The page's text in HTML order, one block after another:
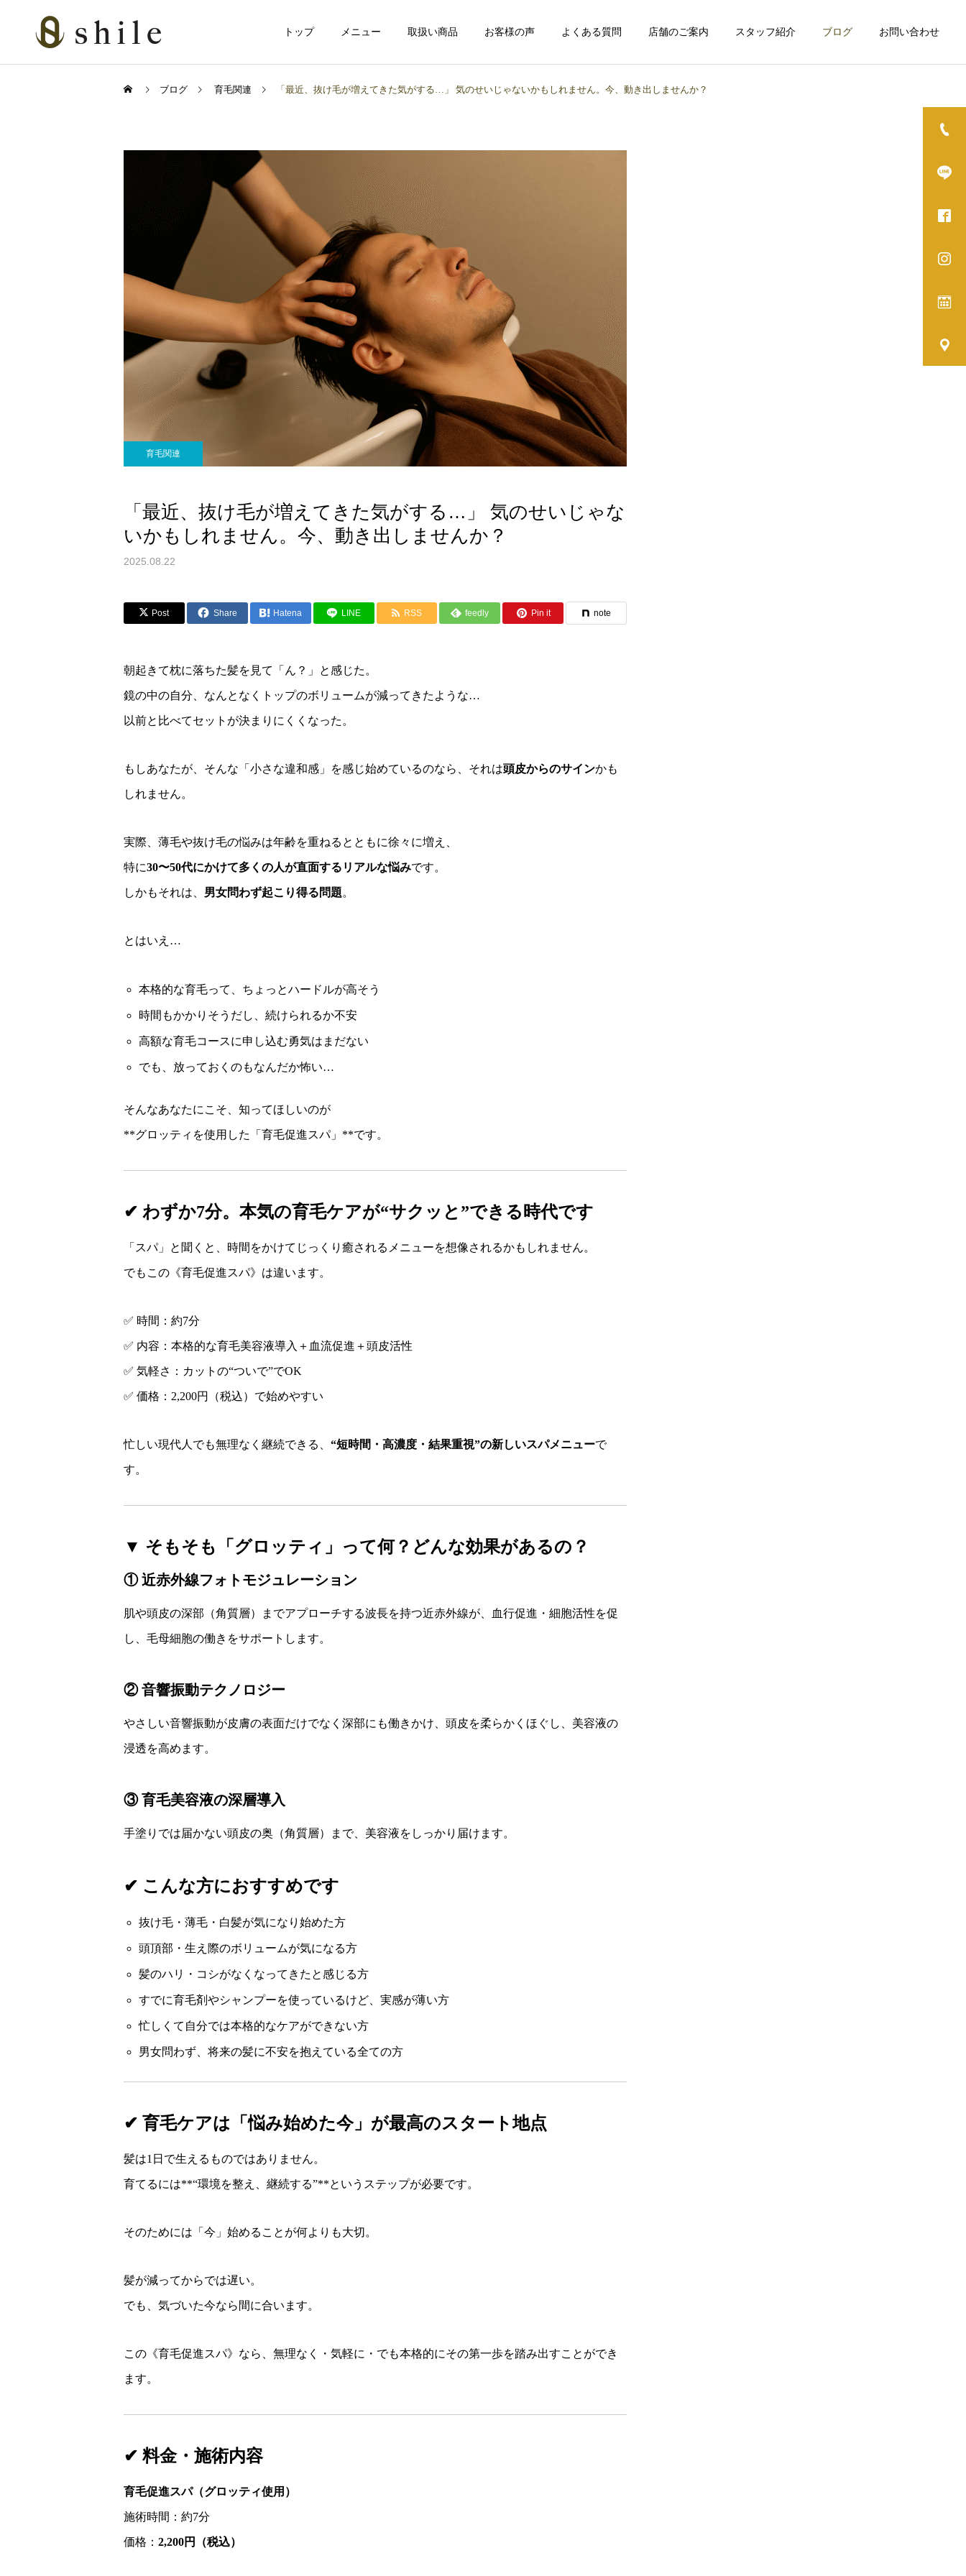
トップ メニュー 取扱い商品 お客様の声 よくある質問 店舗のご案内 スタッフ紹介 ブログ お問い合わせ
カット ファスティング
フェイシャルエステ
育毛関連
血流アップで冬の抜け毛対
策！グロッティ育毛スパの
すすめ
メンズスキンケア
「クレンジングの次は“ス
パウォッシュ洗顔”！爽や
かメンズの完成形」
メンズスキンケア
「洗顔だけでいいと思って
年末までに爽やかアップデ
ブログ 育毛関連 「最近、抜け毛が増えてきた気がする…」 気のせいじゃないかもしれません。今、動き出しませんか？
育毛関連
「最近、抜け毛が増えてきた気がする…」 気のせいじゃな
いかもしれません。今、動き出しませんか？
2025.08.22
Post Share Hatena LINE RSS feedly Pin it note
朝起きて枕に落ちた髪を見て「ん？」と感じた。
鏡の中の自分、なんとなくトップのボリュームが減ってきたような…
以前と比べてセットが決まりにくくなった。
もしあなたが、そんな「小さな違和感」を感じ始めているのなら、それは頭皮からのサインかも
しれません。
実際、薄毛や抜け毛の悩みは年齢を重ねるとともに徐々に増え、
特に30〜50代にかけて多くの人が直面するリアルな悩みです。
しかもそれは、 男女問わず起こり得る問題。
とはいえ…
本格的な育毛って、ちょっとハードルが高そう
時間もかかりそうだし、続けられるか不安
高額な育毛コースに申し込む勇気はまだない
でも、放っておくのもなんだか怖い…
そんなあなたにこそ、知ってほしいのが
**グロッティを使用した「育毛促進スパ」**です。
✔ わずか7分。本気の育毛ケアが“サクッと”できる時代です
「スパ」と聞くと、時間をかけてじっくり癒されるメニューを想像されるかもしれません。
でもこの《育毛促進スパ》は違います。
✅ 時間：約7分
✅ 内容：本格的な育毛美容液導入＋血流促進＋頭皮活性
✅ 気軽さ：カットの“ついで”でOK
✅ 価格：2,200円（税込）で始めやすい
忙しい現代人でも無理なく継続できる、 “短時間・高濃度・結果重視”の新しいスパメニューで
す。
▼ そもそも「グロッティ」って何？どんな効果があるの？
① 近赤外線フォトモジュレーション
肌や頭皮の深部（角質層）までアプローチする波長を持つ近赤外線が、血行促進・細胞活性を促
し、毛母細胞の働きをサポートします。
② 音響振動テクノロジー
やさしい音響振動が皮膚の表面だけでなく深部にも働きかけ、頭皮を柔らかくほぐし、美容液の
浸透を高めます。
③ 育毛美容液の深層導入
手塗りでは届かない頭皮の奥（角質層）まで、美容液をしっかり届けます。
✔ こんな方におすすめです
抜け毛・薄毛・白髪が気になり始めた方
頭頂部・生え際のボリュームが気になる方
髪のハリ・コシがなくなってきたと感じる方
すでに育毛剤やシャンプーを使っているけど、実感が薄い方
忙しくて自分では本格的なケアができない方
男女問わず、将来の髪に不安を抱えている全ての方
✔ 育毛ケアは「悩み始めた今」が最高のスタート地点
髪は1日で生えるものではありません。
育てるには**“環境を整え、継続する”**というステップが必要です。
そのためには「今」始めることが何よりも大切。
髪が減ってからでは遅い。
でも、気づいた今なら間に合います。
この《育毛促進スパ》なら、無理なく・気軽に・でも本格的にその第一歩を踏み出すことができ
ます。
✔ 料金・施術内容
育毛促進スパ（グロッティ使用）
施術時間：約7分
価格： 2,200円（税込）